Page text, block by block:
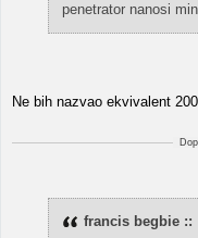
penetrator nanosi
Ne bih nazvao ekvivalent
francis begbie ::